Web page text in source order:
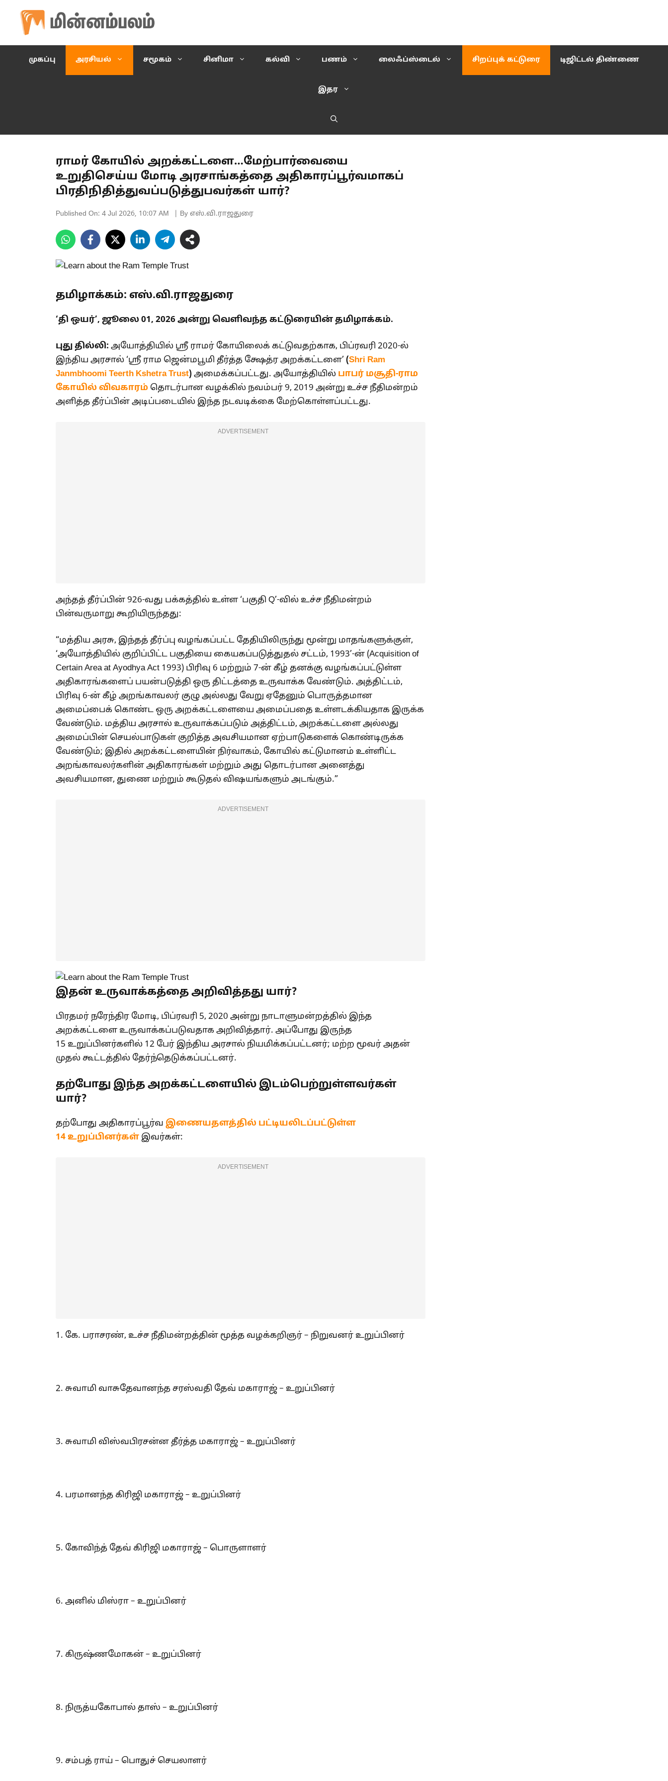
content
முகப்பு அரசியல் சமூகம் சினிமா கல்வி பணம் லைஃப்ஸ்டைல் சிறப்புக் கட்டுரை டிஜிட்டல் திண்ணை
இதர
ராமர் கோயில் அறக்கட்டளை…மேற்பார்வையை
உறுதிசெய்ய மோடி அரசாங்கத்தை அதிகாரப்பூர்வமாகப்
பிரதிநிதித்துவப்படுத்துபவர்கள் யார்?
Published On: 4 Jul 2026, 10:07 AM | By எஸ்.வி.ராஜதுரை
தமிழாக்கம்: எஸ்.வி.ராஜதுரை
‘தி ஒயர்’, ஜூலை 01, 2026 அன்று வெளிவந்த கட்டுரையின் தமிழாக்கம்.
புது தில்லி: அயோத்தியில் ஸ்ரீ ராமர் கோயிலைக் கட்டுவதற்காக, பிப்ரவரி 2020-ல்
இந்திய அரசால் ‘ஸ்ரீ ராம ஜென்மபூமி தீர்த்த க்ஷேத்ர அறக்கட்டளை’ (Shri Ram
Janmbhoomi Teerth Kshetra Trust) அமைக்கப்பட்டது. அயோத்தியில் பாபர் மசூதி-ராம
கோயில் விவகாரம் தொடர்பான வழக்கில் நவம்பர் 9, 2019 அன்று உச்ச நீதிமன்றம்
அளித்த தீர்ப்பின் அடிப்படையில் இந்த நடவடிக்கை மேற்கொள்ளப்பட்டது.
ADVERTISEMENT
அந்தத் தீர்ப்பின் 926-வது பக்கத்தில் உள்ள ‘பகுதி Q’-வில் உச்ச நீதிமன்றம்
பின்வருமாறு கூறியிருந்தது:
“மத்திய அரசு, இந்தத் தீர்ப்பு வழங்கப்பட்ட தேதியிலிருந்து மூன்று மாதங்களுக்குள்,
‘அயோத்தியில் குறிப்பிட்ட பகுதியை கையகப்படுத்துதல் சட்டம், 1993’-ன் (Acquisition of
Certain Area at Ayodhya Act 1993) பிரிவு 6 மற்றும் 7-ன் கீழ் தனக்கு வழங்கப்பட்டுள்ள
அதிகாரங்களைப் பயன்படுத்தி ஒரு திட்டத்தை உருவாக்க வேண்டும். அத்திட்டம்,
பிரிவு 6-ன் கீழ் அறங்காவலர் குழு அல்லது வேறு ஏதேனும் பொருத்தமான
அமைப்பைக் கொண்ட ஒரு அறக்கட்டளையை அமைப்பதை உள்ளடக்கியதாக இருக்க
வேண்டும். மத்திய அரசால் உருவாக்கப்படும் அத்திட்டம், அறக்கட்டளை அல்லது
அமைப்பின் செயல்பாடுகள் குறித்த அவசியமான ஏற்பாடுகளைக் கொண்டிருக்க
வேண்டும்; இதில் அறக்கட்டளையின் நிர்வாகம், கோயில் கட்டுமானம் உள்ளிட்ட
அறங்காவலர்களின் அதிகாரங்கள் மற்றும் அது தொடர்பான அனைத்து
அவசியமான, துணை மற்றும் கூடுதல் விஷயங்களும் அடங்கும்.”
ADVERTISEMENT
இதன் உருவாக்கத்தை அறிவித்தது யார்?
பிரதமர் நரேந்திர மோடி, பிப்ரவரி 5, 2020 அன்று நாடாளுமன்றத்தில் இந்த
அறக்கட்டளை உருவாக்கப்படுவதாக அறிவித்தார். அப்போது இருந்த
15 உறுப்பினர்களில் 12 பேர் இந்திய அரசால் நியமிக்கப்பட்டனர்; மற்ற மூவர் அதன்
முதல் கூட்டத்தில் தேர்ந்தெடுக்கப்பட்டனர்.
தற்போது இந்த அறக்கட்டளையில் இடம்பெற்றுள்ளவர்கள்
யார்?
தற்போது அதிகாரப்பூர்வ இணையதளத்தில் பட்டியலிடப்பட்டுள்ள
14 உறுப்பினர்கள் இவர்கள்:
ADVERTISEMENT
1. கே. பராசரண், உச்ச நீதிமன்றத்தின் மூத்த வழக்கறிஞர் – நிறுவனர் உறுப்பினர்
2. சுவாமி வாசுதேவானந்த சரஸ்வதி தேவ் மகாராஜ் – உறுப்பினர்
3. சுவாமி விஸ்வபிரசன்ன தீர்த்த மகாராஜ் – உறுப்பினர்
4. பரமானந்த கிரிஜி மகாராஜ் – உறுப்பினர்
5. கோவிந்த் தேவ் கிரிஜி மகாராஜ் – பொருளாளர்
6. அனில் மிஸ்ரா – உறுப்பினர்
7. கிருஷ்ணமோகன் – உறுப்பினர்
8. நிருத்யகோபால் தாஸ் – உறுப்பினர்
9. சம்பத் ராய் – பொதுச் செயலாளர்